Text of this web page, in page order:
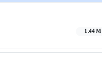
1.44 M